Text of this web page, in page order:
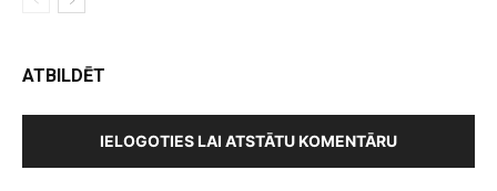
ATBILDĒT
IELOGOTIES LAI ATSTĀTU KOMENTĀRU